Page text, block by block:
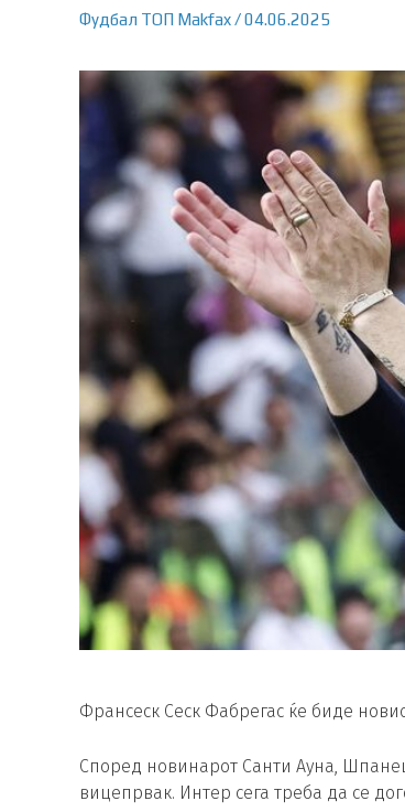
Фудбал ТОП Makfax/04.06.2025
Франсеск Сеск Фабрегас ќе биде
Според новинарот Санти Ауна,
вицепрвак. Интер сега треба да се